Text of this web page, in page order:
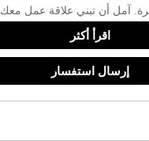
آمل أن تبني علاقة عمل معك.
اقرأ أكثر
إرسال استفسار